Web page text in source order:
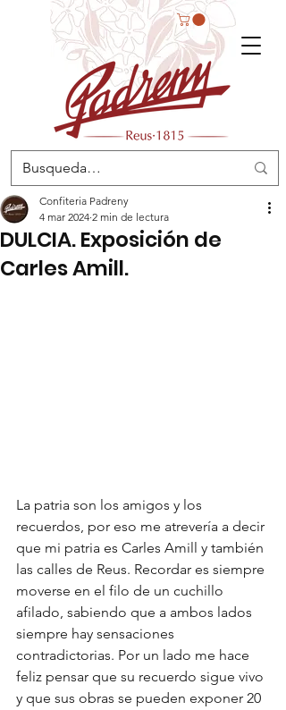
DULCIA. Exposición de
Carles Amill.
Confiteria Padreny
4 mar 2024 2 min de lectura
La patria son los amigos y los
recuerdos, por eso me atrevería a decir
que mi patria es Carles Amill y también
las calles de Reus. Recordar es siempre
moverse en el filo de un cuchillo
afilado, sabiendo que a ambos lados
siempre hay sensaciones
contradictorias. Por un lado me hace
feliz pensar que su recuerdo sigue vivo
y que sus obras se pueden exponer 20